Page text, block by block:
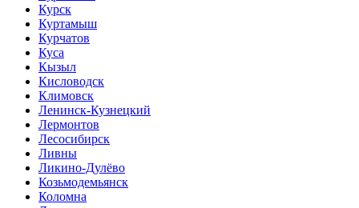
Курск
Куртамыш
Курчатов
Куса
Кызыл
Кисловодск
Климовск
Ленинск-Кузнецкий
Лермонтов
Лесосибирск
Ливны
Ликино-Дулёво
Козьмодемьянск
Коломна